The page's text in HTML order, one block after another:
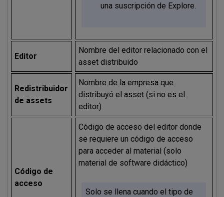
una suscripción de Explore.
Editor
Nombre del editor relacionado con el
asset distribuido
Redistribuidor
de assets
Nombre de la empresa que
distribuyó el asset (si no es el
editor)
Código de
acceso
Código de acceso del editor donde
se requiere un código de acceso
para acceder al material (solo
material de software didáctico)
Solo se llena cuando el tipo de